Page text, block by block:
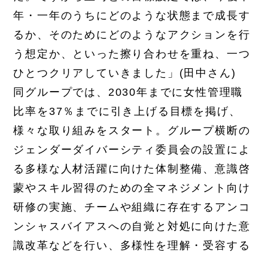
年・一年のうちにどのような状態まで成長す
るか、そのためにどのようなアクションを行
う想定か、といった擦り合わせを重ね、一つ
ひとつクリアしていきました」(田中さん)
同グループでは、2030年までに女性管理職
比率を37％までに引き上げる目標を掲げ、
様々な取り組みをスタート。グループ横断の
ジェンダーダイバーシティ委員会の設置によ
る多様な人材活躍に向けた体制整備、意識啓
蒙やスキル習得のための全マネジメント向け
研修の実施、チームや組織に存在するアンコ
ンシャスバイアスへの自覚と対処に向けた意
識改革などを行い、多様性を理解・受容する